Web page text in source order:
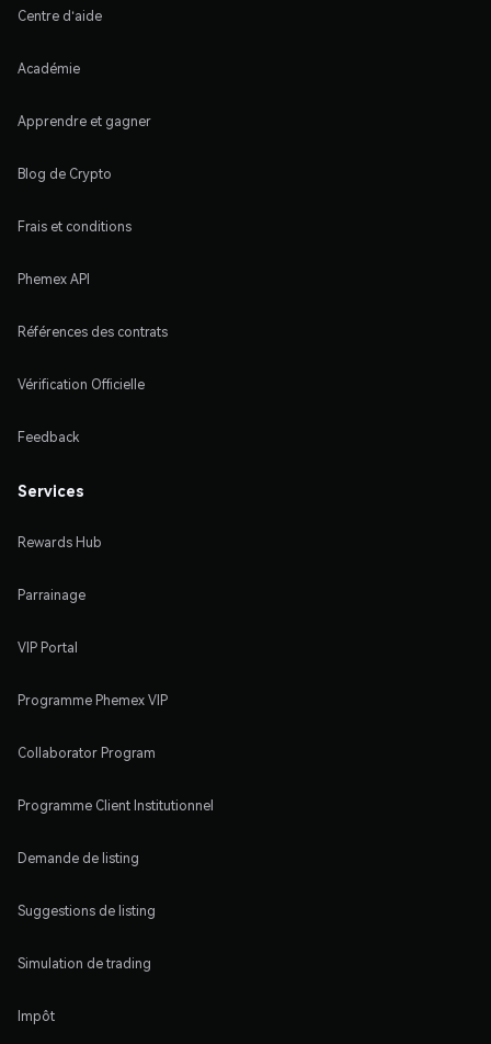
Centre d'aide
Académie
Apprendre et gagner
Blog de Crypto
Frais et conditions
Phemex API
Références des contrats
Vérification Officielle
Feedback
Services
Rewards Hub
Parrainage
VIP Portal
Programme Phemex VIP
Collaborator Program
Programme Client Institutionnel
Demande de listing
Suggestions de listing
Simulation de trading
Impôt